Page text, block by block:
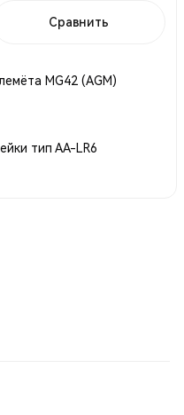
Сравнить
MG42 (AGM)
тип АА-LR6